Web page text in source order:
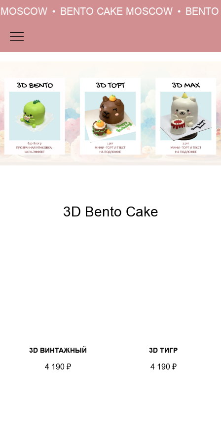
BENTO CAKE MOSCOW BENTO
3D Bento Cake
3D ВИНТАЖНЫЙ
4 190 ₽
3D ТИГР
4 190 ₽